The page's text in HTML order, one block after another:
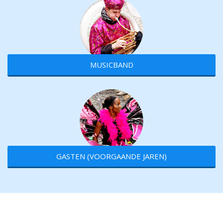
MUSICBAND
GASTEN (VOORGAANDE JAREN)